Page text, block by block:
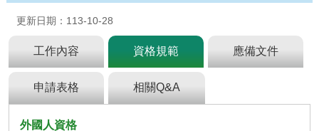
私
安
更新日期：113-10-28
工作內容 資格規範 應備文件
申請表格 相關Q&A
外國人資格